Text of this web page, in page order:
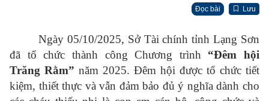
Đọc bài Lưu
Ngày 05/10/2025, Sở Tài chính tỉnh Lạng Sơn
đã tổ chức thành công Chương trình “Đêm hội
Trăng Rằm” năm 2025. Đêm hội được tổ chức tiết
kiệm, thiết thực và vẫn đảm bảo đủ ý nghĩa dành cho